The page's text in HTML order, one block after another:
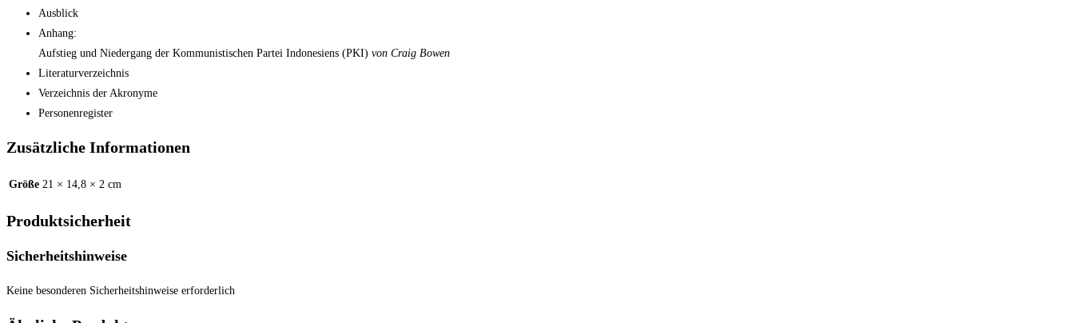
Ausblick
Anhang:
Aufstieg und Niedergang der Kommunistischen Partei Indonesiens (PKI) von Craig Bowen
Literaturverzeichnis
Verzeichnis der Akronyme
Personenregister
Zusätzliche Informationen
Größe 21 × 14,8 × 2 cm
Produktsicherheit
Sicherheitshinweise
Keine besonderen Sicherheitshinweise erforderlich